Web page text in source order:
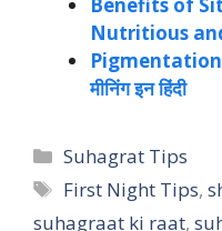
Benefits of
Nutritious
Pigmentation
मीनिंग इन हिंदी
Categories
Suhagrat Tips
Tags
First Night Tips,
suhagraat ki raat,